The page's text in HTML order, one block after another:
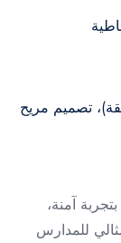
آمنة،
للمدارس